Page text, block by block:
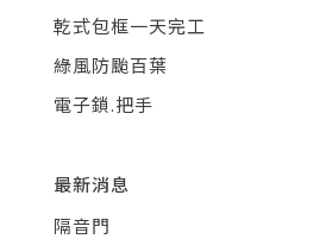
乾式包框一天完工
綠風防颱百葉
電子鎖.把手
最新消息
隔音門